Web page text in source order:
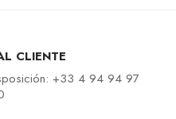
CLIENTE
+33 4 94 94 97